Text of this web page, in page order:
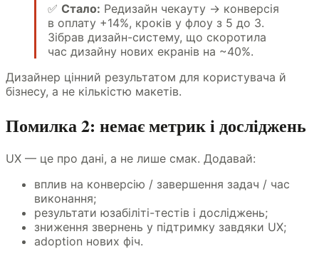
✅ Стало: Редизайн чекауту → конверсія
в оплату +14%, кроків у флоу з 5 до 3.
Зібрав дизайн-систему, що скоротила
час дизайну нових екранів на ~40%.
Дизайнер цінний результатом для користувача й
бізнесу, а не кількістю макетів.
Помилка 2: немає метрик і досліджень
UX — це про дані, а не лише смак. Додавай:
вплив на конверсію / завершення задач / час
виконання;
результати юзабіліті-тестів і досліджень;
зниження звернень у підтримку завдяки UX;
adoption нових фіч.